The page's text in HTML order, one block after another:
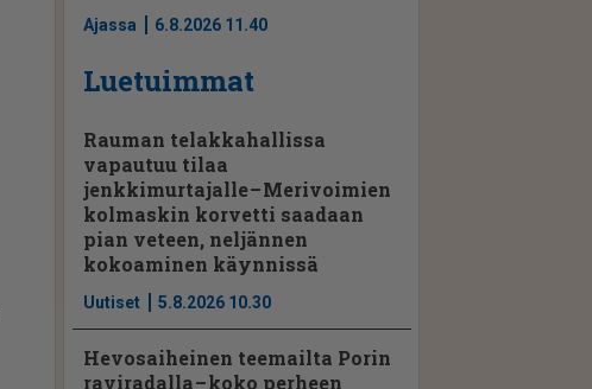
Ajassa 6.8.2026 11.40
Luetuimmat
Rauman telakkahallissa
vapautuu tilaa
jenkkimurtajalle – Merivoimien
kolmaskin korvetti saadaan
pian veteen, neljännen
kokoaminen käynnissä
Uutiset 5.8.2026 10.30
Hevosaiheinen teemailta Porin
raviradalla – koko perheen